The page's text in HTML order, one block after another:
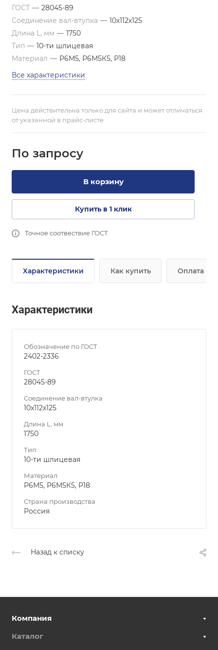
ГОСТ — 28045-89
Соединение вал-втулка — 10х112х125
Длина L, мм — 1750
Тип — 10-ти шлицевая
Материал — Р6М5, Р6М5К5, Р18
Все характеристики
Цена действительна только для сайта и может отличаться
от указанной в прайс-листе
По запросу
В корзину
Купить в 1 клик
Точное соотвествие ГОСТ.
Характеристики Как купить Оплата
Характеристики
Обозначение по ГОСТ
2402-2336
ГОСТ
28045-89
Соединение вал-втулка
10х112х125
Длина L, мм
1750
Тип
10-ти шлицевая
Материал
Р6М5, Р6М5К5, Р18
Страна производства
Россия
Назад к списку
Компания
Каталог